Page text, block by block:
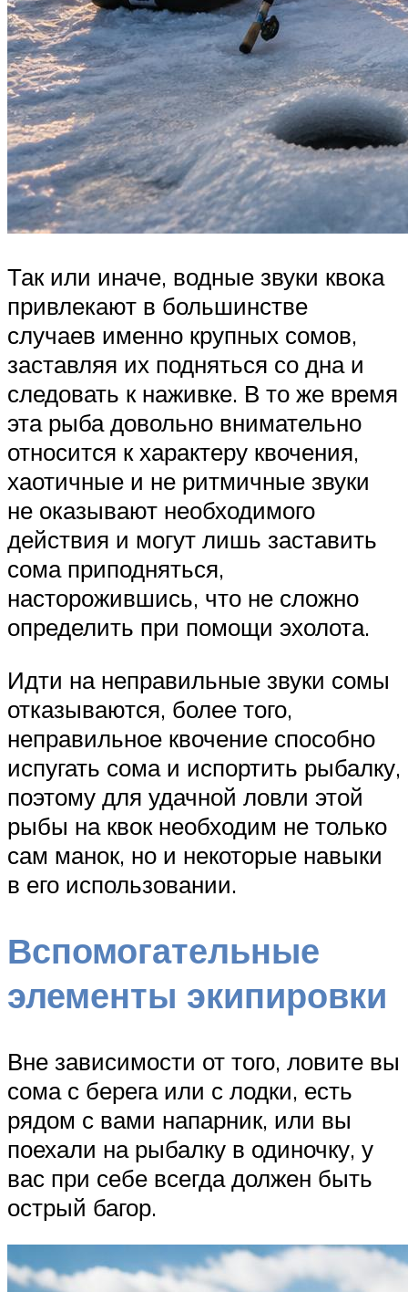
Так или иначе, водные звуки квока
привлекают в большинстве
случаев именно крупных сомов,
заставляя их подняться со дна и
следовать к наживке. В то же время
эта рыба довольно внимательно
относится к характеру квочения,
хаотичные и не ритмичные звуки
не оказывают необходимого
действия и могут лишь заставить
сома приподняться,
насторожившись, что не сложно
определить при помощи эхолота.
Идти на неправильные звуки сомы
отказываются, более того,
неправильное квочение способно
испугать сома и испортить рыбалку,
поэтому для удачной ловли этой
рыбы на квок необходим не только
сам манок, но и некоторые навыки
в его использовании.
Вспомогательные
элементы экипировки
Вне зависимости от того, ловите вы
сома с берега или с лодки, есть
рядом с вами напарник, или вы
поехали на рыбалку в одиночку, у
вас при себе всегда должен быть
острый багор.